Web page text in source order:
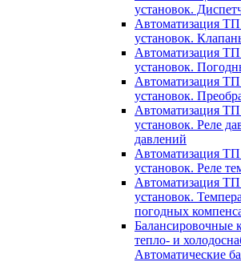
установок.
Автоматизация
установок.
Автоматизация
установок.
Автоматизация
установок.
Автоматизация
установок. Реле
давлений
Автоматизация
установок. Реле
Автоматизация
установок.
погодных
Балансировочные
тепло- и
Автоматические